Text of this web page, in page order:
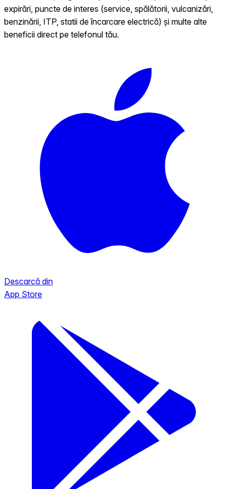
expirări, puncte de interes (service, spălătorii, vulcanizări,
benzinării, ITP, statii de încarcare electrică) și multe alte
beneficii direct pe telefonul tău.
Descarcă din
App Store